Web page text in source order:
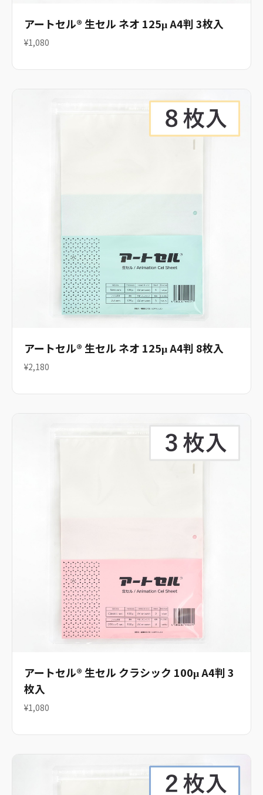
アートセル® 生セル ネオ 125μ A4判 3枚入
¥1,080
アートセル® 生セル ネオ 125μ A4判 8枚入
¥2,180
アートセル® 生セル クラシック 100μ A4判 3
枚入
¥1,080